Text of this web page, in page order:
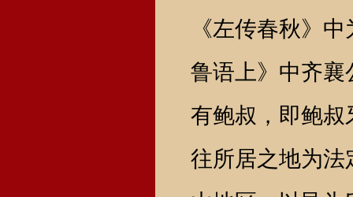
《左传春秋》
鲁语上》中齐襄
有鲍叔，即鲍
往所居之地为